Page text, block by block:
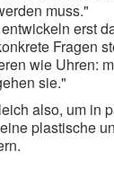
muss."
erst
Fragen
wie Uhren:
sie."
also, um in
plastische